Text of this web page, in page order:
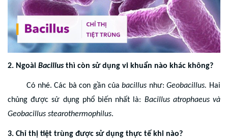
2. Ngoài Bacillusthì còn sử dụng vi khuẩn nào khác không?
Có nhé. Các bà con gần củabacillus như:Geobacillus. Hai
chủng được sử dụng phổ biến nhất là: Bacillus atrophaeus và
Geobacillus stearothermophilus.
3. Chỉ thị tiệt trùng được sử dụng thực tế khi nào?